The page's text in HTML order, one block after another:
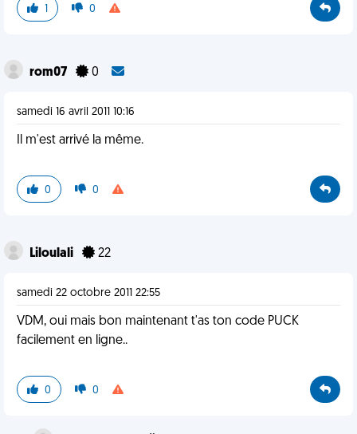
1 0
rom07 0
samedi 16 avril 2011 10:16
Il m'est arrivé la même.
0 0
Liloulali 22
samedi 22 octobre 2011 22:55
VDM, oui mais bon maintenant t'as ton code PUCK
facilement en ligne..
0 0